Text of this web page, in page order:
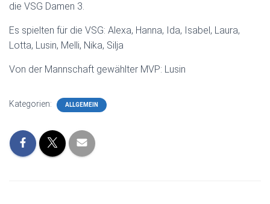
die VSG Damen 3.
Es spielten für die VSG: Alexa, Hanna, Ida, Isabel, Laura,
Lotta, Lusin, Melli, Nika, Silja
Von der Mannschaft gewählter MVP: Lusin
Kategorien: ALLGEMEIN